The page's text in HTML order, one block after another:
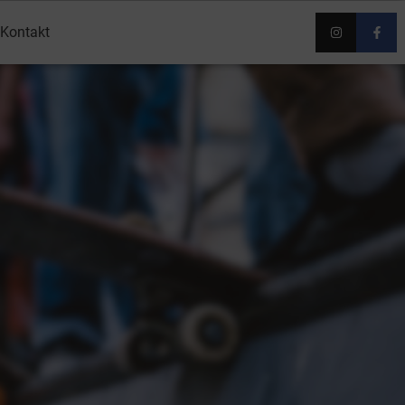
Kontakt